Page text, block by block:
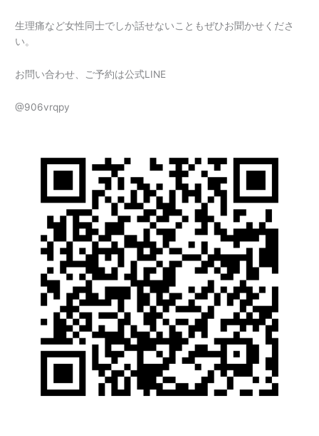
生理痛など女性同士でしか話せないこともぜひお聞かせくださ
い。
お問い合わせ、ご予約は公式LINE
@906vrqpy